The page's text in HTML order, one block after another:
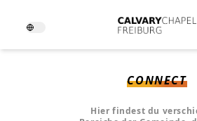
CONNECT
Hier findest du